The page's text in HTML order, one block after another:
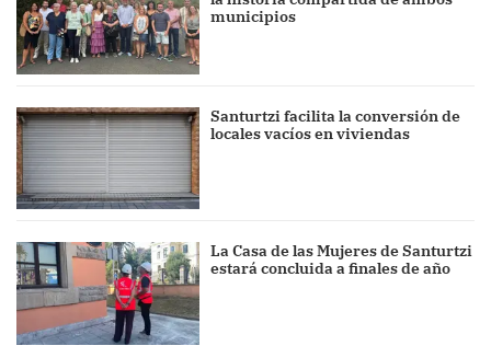
municipios
Santurtzi facilita la conversión de
locales vacíos en viviendas
La Casa de las Mujeres de Santurtzi
estará concluida a finales de año